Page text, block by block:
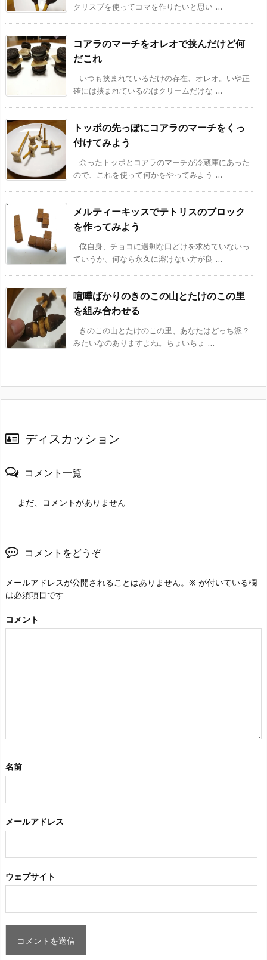
クリスプを使ってコマを作りたいと思い ...
コアラのマーチをオレオで挟んだけど何
だこれ
いつも挟まれているだけの存在、オレオ。いや正
確には挟まれているのはクリームだけな ...
トッポの先っぽにコアラのマーチをくっ
付けてみよう
余ったトッポとコアラのマーチが冷蔵庫にあった
ので、これを使って何かをやってみよう ...
メルティーキッスでテトリスのブロック
を作ってみよう
僕自身、チョコに過剰な口どけを求めていないっ
ていうか、何なら永久に溶けない方が良 ...
喧嘩ばかりのきのこの山とたけのこの里
を組み合わせる
きのこの山とたけのこの里、あなたはどっち派？
みたいなのありますよね。ちょいちょ ...
ディスカッション
コメント一覧
まだ、コメントがありません
コメントをどうぞ
メールアドレスが公開されることはありません。 ※ が付いている欄
は必須項目です
コメント
名前
メールアドレス
ウェブサイト